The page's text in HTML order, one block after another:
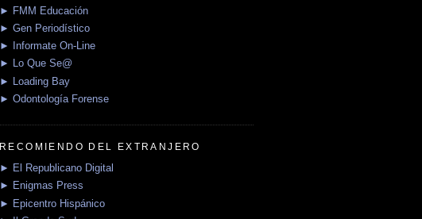
► FMM Educación
► Gen Periodístico
► Informate On-Line
► Lo Que Se@
► Loading Bay
► Odontología Forense
RECOMIENDO DEL EXTRANJERO
► El Republicano Digital
► Enigmas Press
► Epicentro Hispánico